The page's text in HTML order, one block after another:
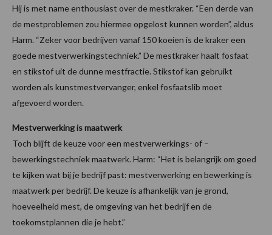
Hij is met name enthousiast over de mestkraker. “Een derde van
de mestproblemen zou hiermee opgelost kunnen worden”, aldus
Harm. “Zeker voor bedrijven vanaf 150 koeien is de kraker een
goede mestverwerkingstechniek.” De mestkraker haalt fosfaat
en stikstof uit de dunne mestfractie. Stikstof kan gebruikt
worden als kunstmestvervanger, enkel fosfaatslib moet
afgevoerd worden.
Mestverwerking is maatwerk
Toch blijft de keuze voor een mestverwerkings- of –
bewerkingstechniek maatwerk. Harm: “Het is belangrijk om goed
te kijken wat bij je bedrijf past: mestverwerking en bewerking is
maatwerk per bedrijf. De keuze is afhankelijk van je grond,
hoeveelheid mest, de omgeving van het bedrijf en de
toekomstplannen die je hebt.”